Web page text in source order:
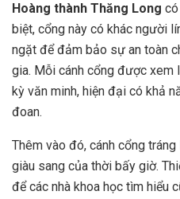
Hoàng thành Thăng Long
biệt, cổng này có khác người
ngặt để đảm bảo sự an toàn
gia. Mỗi cánh cổng được xem
kỳ văn minh, hiện đại có khả
đoan.
Thêm vào đó, cánh cổng
giàu sang của thời bấy giờ.
để các nhà khoa học tìm hiểu